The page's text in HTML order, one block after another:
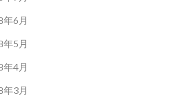
年6月
年5月
年4月
年3月